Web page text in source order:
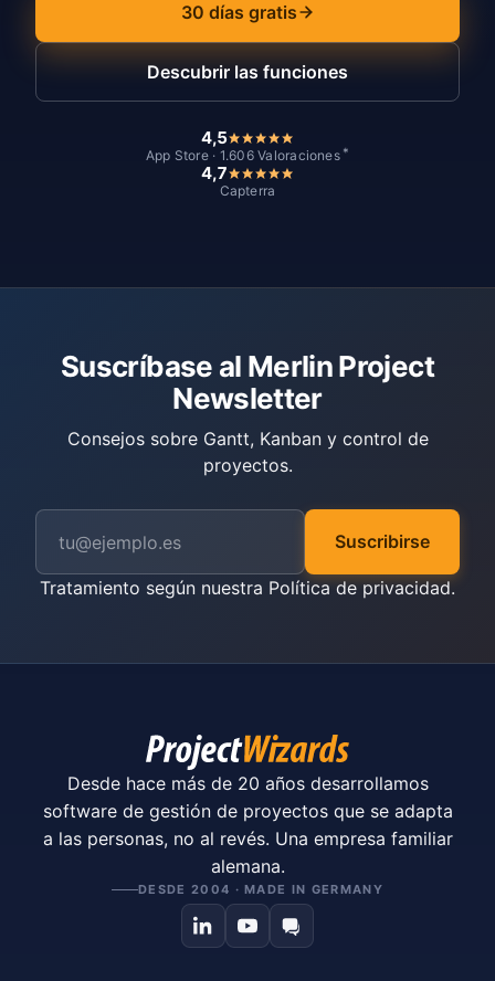
30 días gratis
Descubrir las funciones
4,5
App Store · 1.606 Valoraciones *
4,7
Capterra
Suscríbase al Merlin Project
Newsletter
Consejos sobre Gantt, Kanban y control de
proyectos.
Suscribirse
Tratamiento según nuestra Política de privacidad.
Desde hace más de 20 años desarrollamos
software de gestión de proyectos que se adapta
a las personas, no al revés. Una empresa familiar
alemana.
DESDE 2004 · MADE IN GERMANY